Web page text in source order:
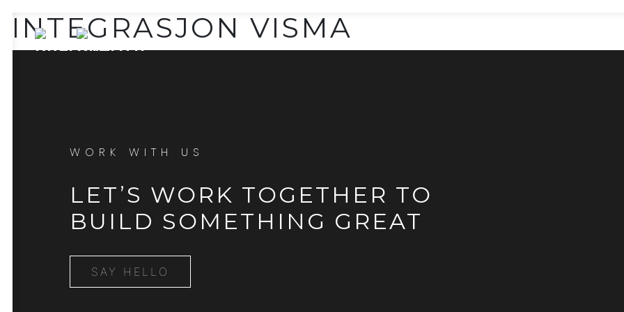
INTEGRASJON VISMA
WORK WITH US
LET’S WORK TOGETHER TO
BUILD SOMETHING GREAT
SAY HELLO